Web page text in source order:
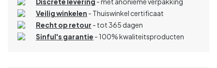
Veilig winkelen - Thuiswinkel certificaat
Recht op retour - tot 365 dagen
Sinful's garantie - 100% kwaliteitsproducten